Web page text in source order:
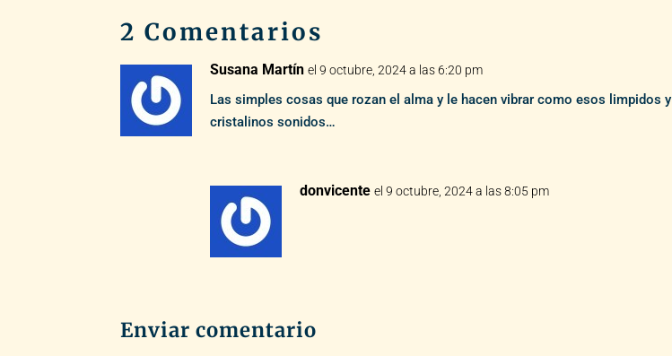
2 Comentarios
Susana Martín el 9 octubre, 2024 a las 6:20 pm
Las simples cosas que rozan el alma y le hacen vibrar como esos limpidos y
cristalinos sonidos…
donvicente el 9 octubre, 2024 a las 8:05 pm
Enviar comentario